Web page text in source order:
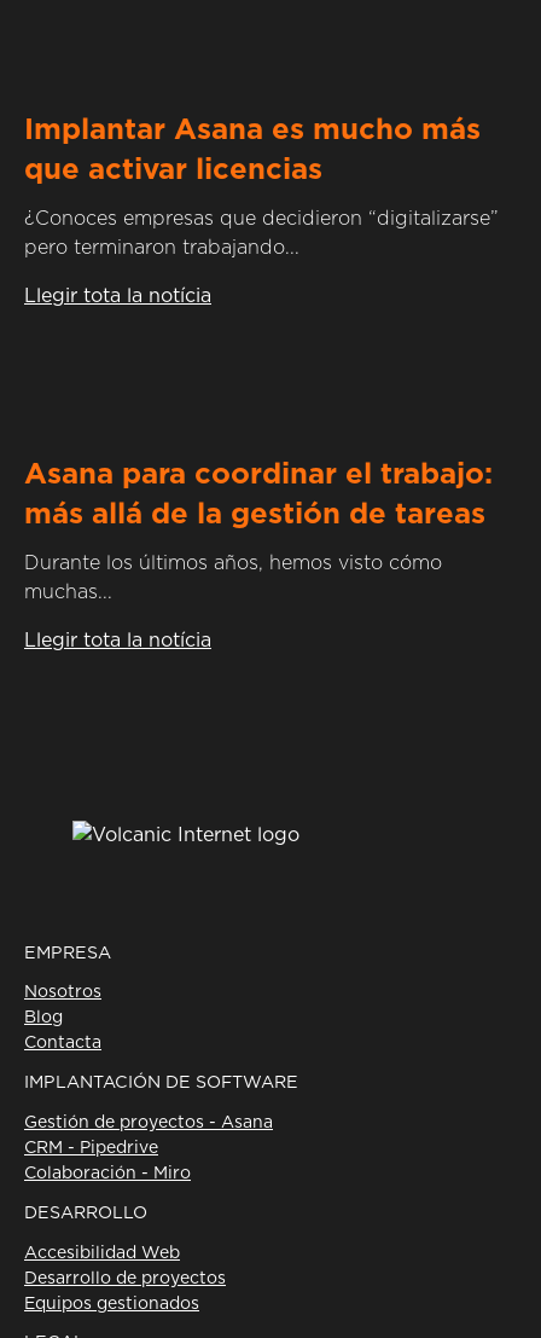
Implantar Asana es mucho más
que activar licencias
¿Conoces empresas que decidieron “digitalizarse”
pero terminaron trabajando...
Llegir tota la notícia
Asana para coordinar el trabajo:
más allá de la gestión de tareas
Durante los últimos años, hemos visto cómo
muchas...
Llegir tota la notícia
EMPRESA
Nosotros
Blog
Contacta
IMPLANTACIÓN DE SOFTWARE
Gestión de proyectos - Asana
CRM - Pipedrive
Colaboración - Miro
DESARROLLO
Accesibilidad Web
Desarrollo de proyectos
Equipos gestionados